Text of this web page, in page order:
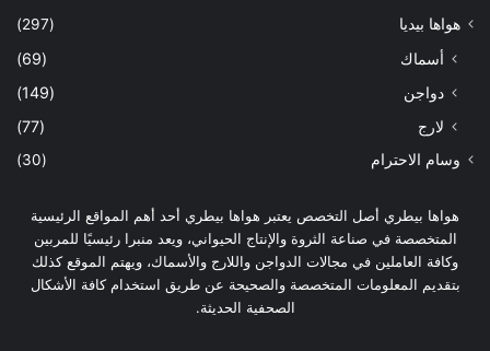
هواها بيديا
(297)
أسماك
(69)
دواجن
(149)
لارج
(77)
وسام الاحترام (30)
هواها بيطري أصل التخصص يعتبر هواها بيطري أحد أهم المواقع الرئيسية
المتخصصة في صناعة الثروة والإنتاج الحيواني، ويعد منبرا رئيسيًا للمربين
وكافة العاملين في مجالات الدواجن واللارج والأسماك، ويهتم الموقع كذلك
بتقديم المعلومات المتخصصة والصحيحة عن طريق استخدام كافة الأشكال
الصحفية الحديثة.